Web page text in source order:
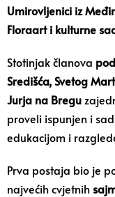
Umirovljenici iz
Floraart i kulturne
Stotinjak članova
Središća, Svetog
Jurja na Bregu
proveli ispunjen i
edukacijom i
Prva postaja bio je
najvećih cvjetnih